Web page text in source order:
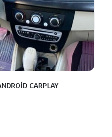
CARPLAY